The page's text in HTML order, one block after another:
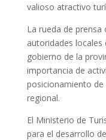
valioso atractivo
La rueda de
autoridades
gobierno de la
importancia de
posicionamiento
regional.
El Ministerio de
para el desarrollo